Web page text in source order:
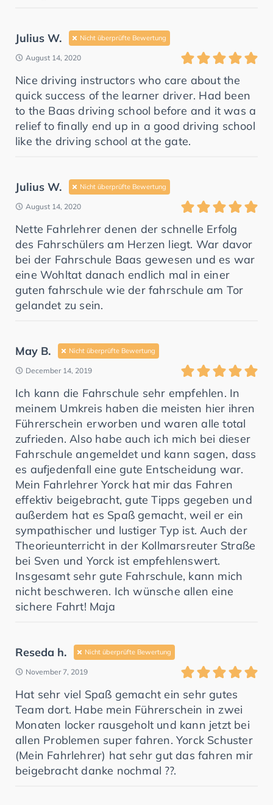
Julius W. Nicht überprüfte Bewertung
August 14, 2020
Nice driving instructors who care about the
quick success of the learner driver. Had been
to the Baas driving school before and it was a
relief to finally end up in a good driving school
like the driving school at the gate.
Julius W. Nicht überprüfte Bewertung
August 14, 2020
Nette Fahrlehrer denen der schnelle Erfolg
des Fahrschülers am Herzen liegt. War davor
bei der Fahrschule Baas gewesen und es war
eine Wohltat danach endlich mal in einer
guten fahrschule wie der fahrschule am Tor
gelandet zu sein.
May B. Nicht überprüfte Bewertung
December 14, 2019
Ich kann die Fahrschule sehr empfehlen. In
meinem Umkreis haben die meisten hier ihren
Führerschein erworben und waren alle total
zufrieden. Also habe auch ich mich bei dieser
Fahrschule angemeldet und kann sagen, dass
es aufjedenfall eine gute Entscheidung war.
Mein Fahrlehrer Yorck hat mir das Fahren
effektiv beigebracht, gute Tipps gegeben und
außerdem hat es Spaß gemacht, weil er ein
sympathischer und lustiger Typ ist. Auch der
Theorieunterricht in der Kollmarsreuter Straße
bei Sven und Yorck ist empfehlenswert.
Insgesamt sehr gute Fahrschule, kann mich
nicht beschweren. Ich wünsche allen eine
sichere Fahrt! Maja
Reseda h. Nicht überprüfte Bewertung
November 7, 2019
Hat sehr viel Spaß gemacht ein sehr gutes
Team dort. Habe mein Führerschein in zwei
Monaten locker rausgeholt und kann jetzt bei
allen Problemen super fahren. Yorck Schuster
(Mein Fahrlehrer) hat sehr gut das fahren mir
beigebracht danke nochmal ??.